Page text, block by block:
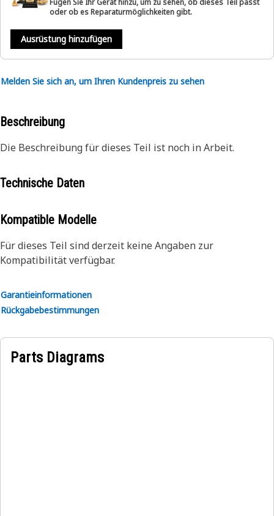
Fügen Sie Ihr Gerät hinzu, um zu sehen, ob dieses Teil passt
oder ob es Reparaturmöglichkeiten gibt.
Ausrüstung hinzufügen
Melden Sie sich an, um Ihren Kundenpreis zu sehen
Beschreibung
Die Beschreibung für dieses Teil ist noch in Arbeit.
Technische Daten
Kompatible Modelle
Für dieses Teil sind derzeit keine Angaben zur
Kompatibilität verfügbar.
Garantieinformationen
Rückgabebestimmungen
Parts Diagrams